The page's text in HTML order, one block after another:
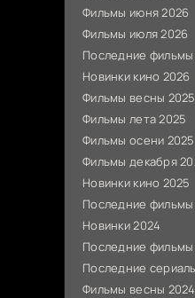
Фильмы июня 2026
Фильмы июля 2026
Последние
Новинки кино 2026
Фильмы весны 2025
Фильмы лета 2025
Фильмы осени 2025
Фильмы декабря
Новинки кино 2025
Последние фильмы
Новинки 2024
Последние фильмы
Последние
Фильмы весны 2024